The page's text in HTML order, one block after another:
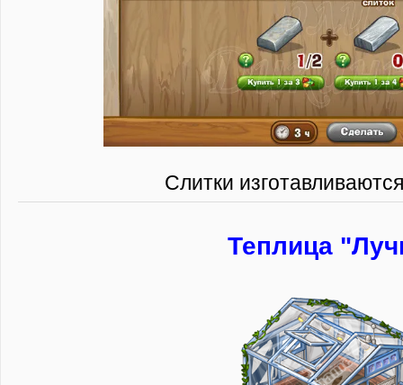
Слитки
Теплица